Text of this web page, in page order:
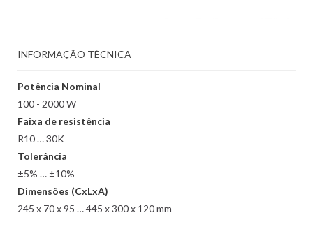
INFORMAÇÃO TÉCNICA
Potência Nominal
100 - 2000 W
Faixa de resistência
R10 … 30K
Tolerância
±5% … ±10%
Dimensões (CxLxA)
245 x 70 x 95 … 445 x 300 x 120 mm